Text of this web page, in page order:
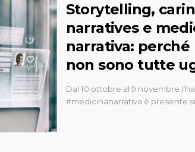
Storytelling,
narratives e
narrativa: perché
non sono tutte
Dal 10 ottobre al 9 novembre
#medicinanarrativa è presente